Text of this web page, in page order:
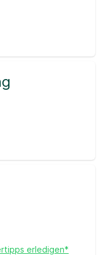
erledigen*